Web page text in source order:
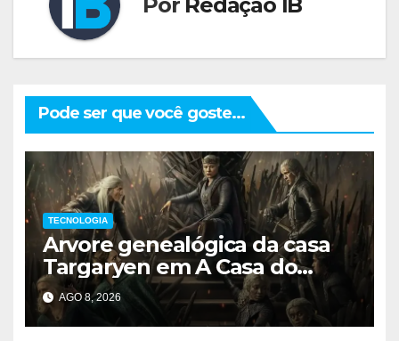
Pode ser que você goste...
TECNOLOGIA
Arvore genealógica da casa
Targaryen em A Casa do
Dragão
AGO 8, 2026